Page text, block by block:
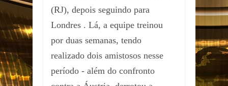
(RJ), depois seguindo para
Londres . Lá, a equipe treinou
por duas semanas, tendo
realizado dois amistosos nesse
período - além do confronto